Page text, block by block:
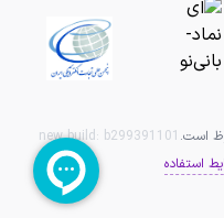
است. new build: b299391101
استفاده